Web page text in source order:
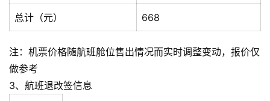
总计（元） 668
注：机票价格随航班舱位售出情况而实时调整变动，报价仅
做参考
3、航班退改签信息